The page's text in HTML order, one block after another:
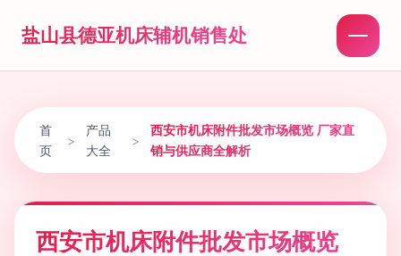
盐山县德亚机床辅机销售处
首
页
>
产品
大全
>
西安市机床附件批发市场概览 厂家直
销与供应商全解析
西安市机床附件批发市场概览